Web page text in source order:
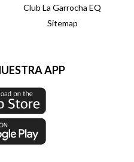
Club La Garrocha EQ
Sitemap
APP